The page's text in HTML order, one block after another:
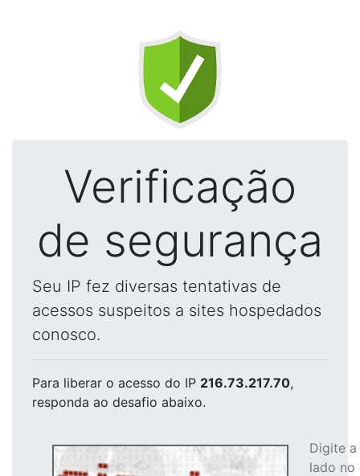
Verificação
de segurança
Seu IP fez diversas tentativas de
acessos suspeitos a sites hospedados
conosco.
Para liberar o acesso do IP 216.73.217.70,
responda ao desafio abaixo.
Digite
lado no